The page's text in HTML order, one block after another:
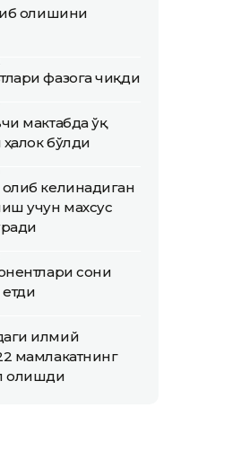
олишини
фазога чиқди
мактабда ўқ
бўлди
келинадиган
учун махсус
сони
илмий
мамлакатнинг
олишди